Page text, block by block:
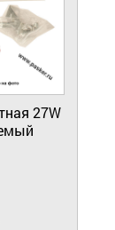
27W